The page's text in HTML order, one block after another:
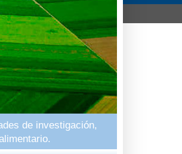
de investigación,